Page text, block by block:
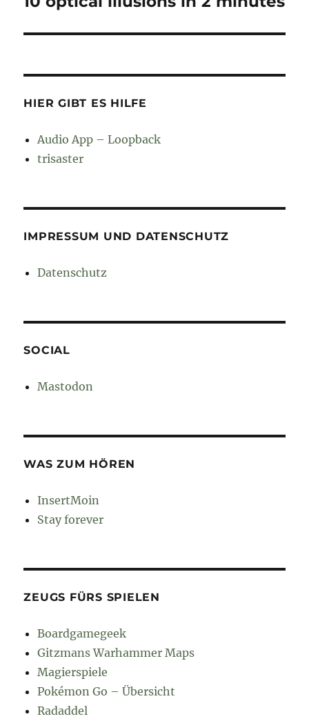
HIER GIBT ES HILFE
Audio App – Loopback
trisaster
IMPRESSUM UND DATENSCHUTZ
Datenschutz
SOCIAL
Mastodon
WAS ZUM HÖREN
InsertMoin
Stay forever
ZEUGS FÜRS SPIELEN
Boardgamegeek
Gitzmans Warhammer Maps
Magierspiele
Pokémon Go – Übersicht
Radaddel